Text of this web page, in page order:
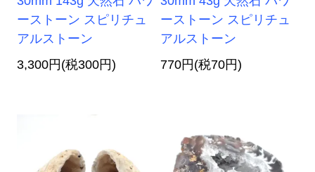
ーストーン スピリチュ
アルストーン
3,300円(税300円)
ーストーン スピリチュ
アルストーン
770円(税70円)